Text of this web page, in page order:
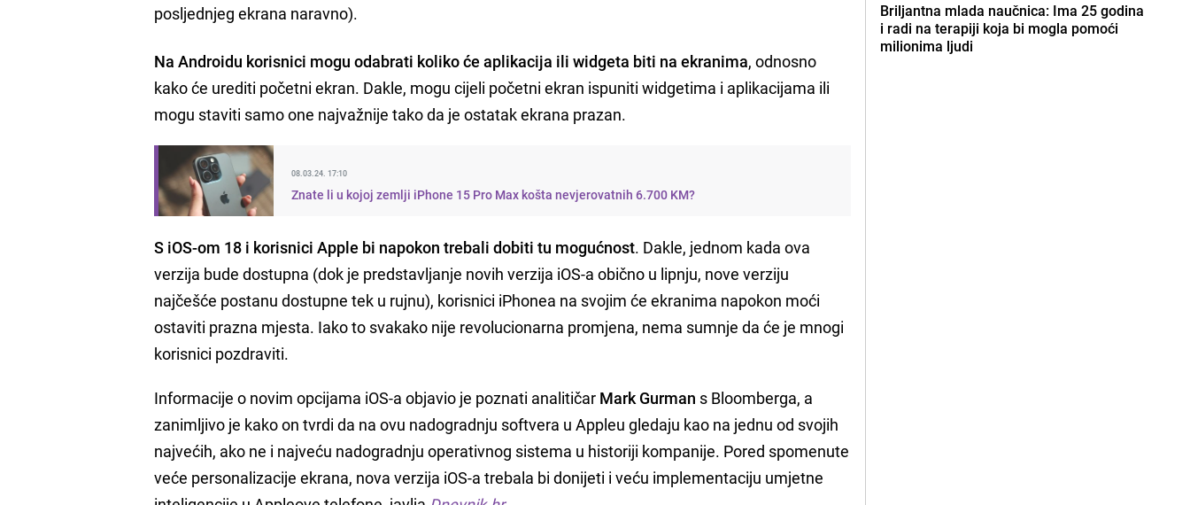
posljednjeg ekrana naravno).
Na Androidu korisnici mogu odabrati koliko će aplikacija ili widgeta biti na ekranima, odnosno
kako će urediti početni ekran. Dakle, mogu cijeli početni ekran ispuniti widgetima i aplikacijama ili
mogu staviti samo one najvažnije tako da je ostatak ekrana prazan.
08.03.24. 17:10
Znate li u kojoj zemlji iPhone 15 Pro Max košta nevjerovatnih 6.700 KM?
S iOS-om 18 i korisnici Apple bi napokon trebali dobiti tu mogućnost. Dakle, jednom kada ova
verzija bude dostupna (dok je predstavljanje novih verzija iOS-a obično u lipnju, nove verziju
najčešće postanu dostupne tek u rujnu), korisnici iPhonea na svojim će ekranima napokon moći
ostaviti prazna mjesta. Iako to svakako nije revolucionarna promjena, nema sumnje da će je mnogi
korisnici pozdraviti.
Informacije o novim opcijama iOS-a objavio je poznati analitičar Mark Gurman s Bloomberga, a
zanimljivo je kako on tvrdi da na ovu nadogradnju softvera u Appleu gledaju kao na jednu od svojih
najvećih, ako ne i najveću nadogradnju operativnog sistema u historiji kompanije. Pored spomenute
veće personalizacije ekrana, nova verzija iOS-a trebala bi donijeti i veću implementaciju umjetne
Briljantna mlada naučnica: Ima 25 godina
i radi na terapiji koja bi mogla pomoći
milionima ljudi